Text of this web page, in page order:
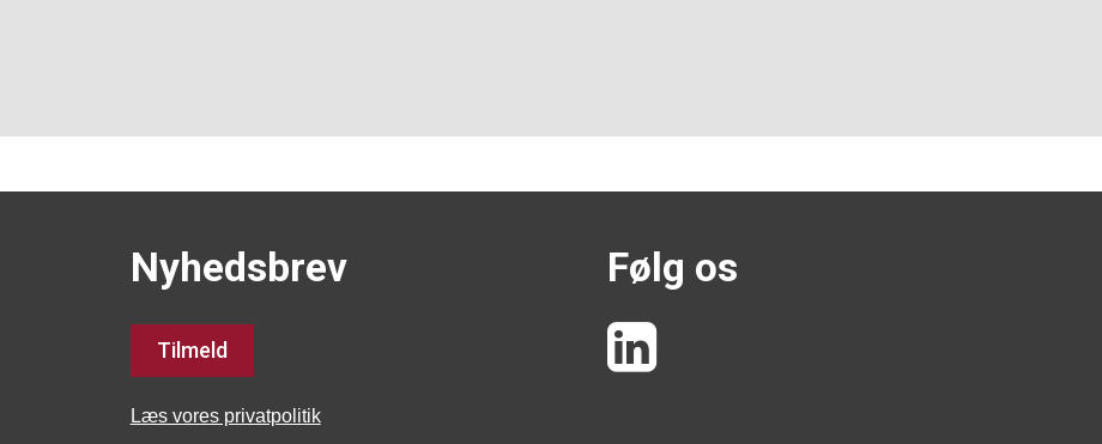
Nyhedsbrev
Tilmeld
Læs vores privatpolitik
Følg os